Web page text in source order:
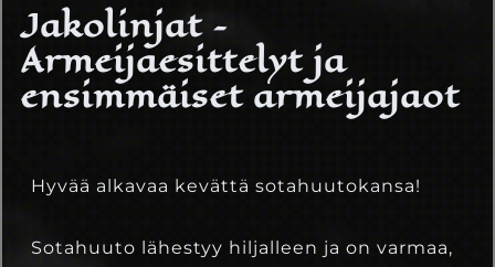
Jakolinjat –
Armeijaesittelyt ja
ensimmäiset armeijajaot
Hyvää alkavaa kevättä sotahuutokansa!
Sotahuuto lähestyy hiljalleen ja on varmaa,